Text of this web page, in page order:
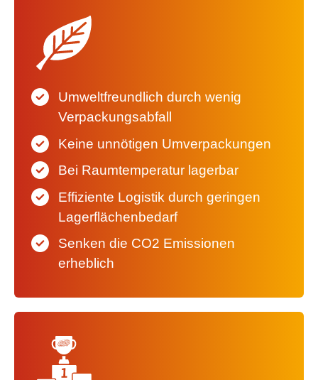
Umweltfreundlich durch wenig
Verpackungsabfall
Keine unnötigen Umverpackungen
Bei Raumtemperatur lagerbar
Effiziente Logistik durch geringen
Lagerflächenbedarf
Senken die CO2 Emissionen
erheblich